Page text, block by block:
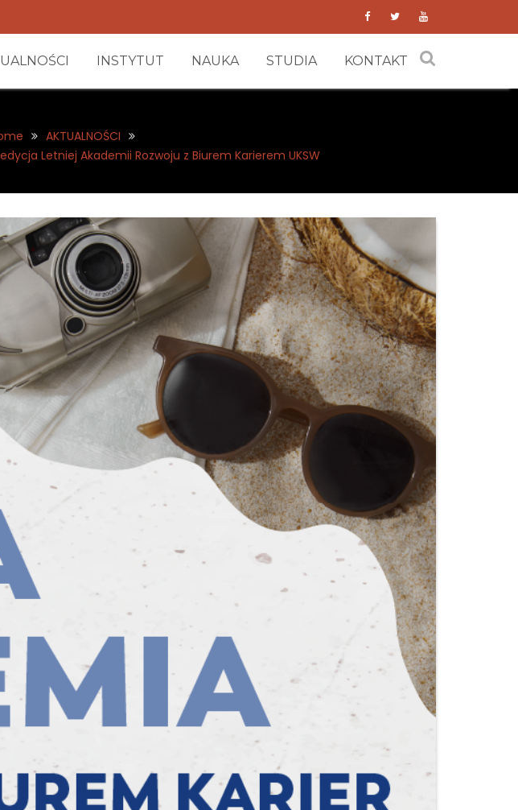
INSTYTUT NAUKA STUDIA KONTAKT
AKTUALNOŚCI
edycja Letniej Akademii Rozwoju z Biurem Karierem UKSW